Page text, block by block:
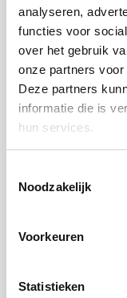
analyseren,
functies voor
over het gebruik
onze partners
Deze partners
informatie die is
hun services.
Noodzakelijk
Voorkeuren
Statistieken
Categorieën
WTW FILTERS
KEGELFILTERS -
INFORMATIE